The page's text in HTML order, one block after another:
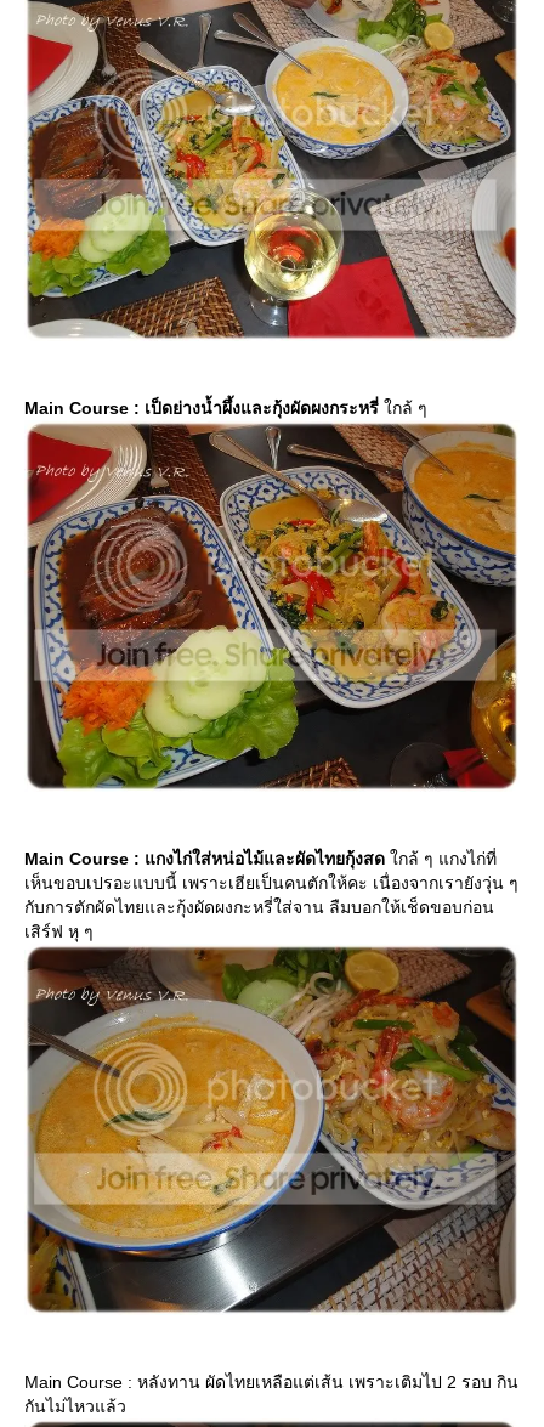
Main Course : เป็ดย่างน้ำผึ้งและกุ้งผัดผงกระหรี่ กล้ ๆ
Main Course : แกงไก่ใส่หน่อไม้และผัดไทยกุ้งสด กล้ ๆ แกงไก่ที่
เห็นขอบเปรอะแบบนี้ เพราะเฮียเป็นคนตักให้คะ เนื่องจากเรายังวุ่น ๆ
กับการตักผัดไทยและกุ้งผัดผงกะหรี่ใส่จาน ลืมบอกให้เช็ดขอบก่อน
เสิร์ฟ หุ ๆ
Main Course : หลังทาน ผัดไทยเหลือแต่เส้น เพราะเติมไป 2 รอบ กิน
กันไม่ไหวแล้ว